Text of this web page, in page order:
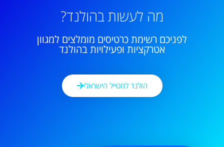
מה לעשות בהולנד?
לפניכם רשימת כרטיסים מומלצים למגוון
אטרקציות ופעילויות בהולנד
הולנד למטייל הישראלי